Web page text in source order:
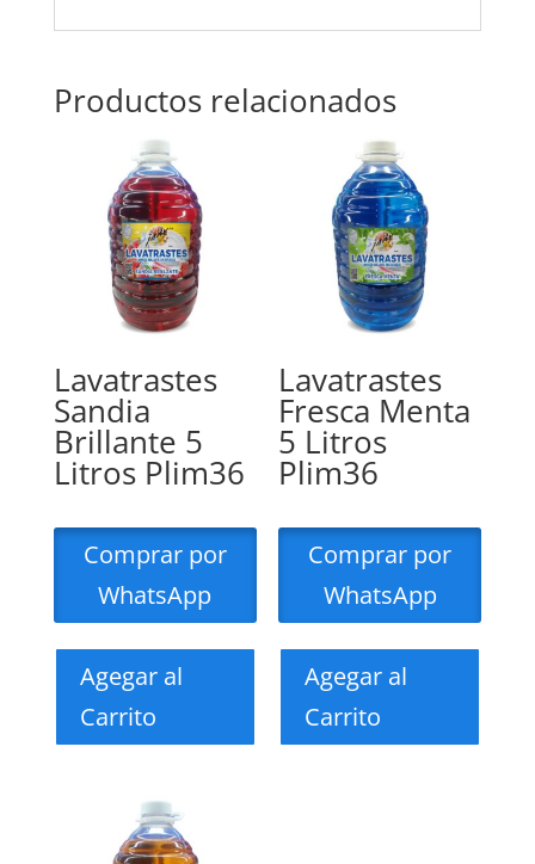
Productos relacionados
Lavatrastes
Sandia
Brillante 5
Litros Plim36
Comprar por
WhatsApp
Agegar al
Carrito
Lavatrastes
Fresca Menta
5 Litros
Plim36
Comprar por
WhatsApp
Agegar al
Carrito